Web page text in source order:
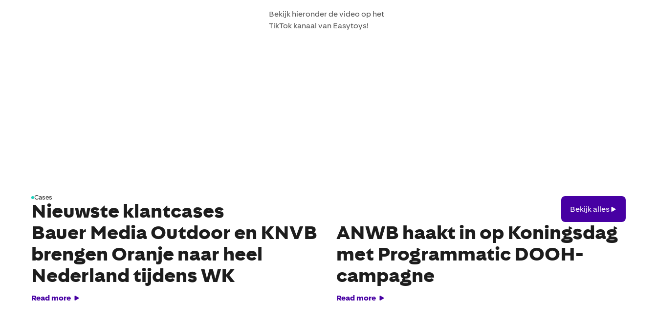
Bekijk hieronder de video op het
TikTok kanaal van Easytoys!
Cases
Nieuwste klantcases
alles
Bekijk alles
Bauer Media Outdoor en KNVB
brengen Oranje naar heel
Nederland tijdens WK
Read more
ANWB haakt in op Koningsdag
met Programmatic DOOH-
campagne
Read more